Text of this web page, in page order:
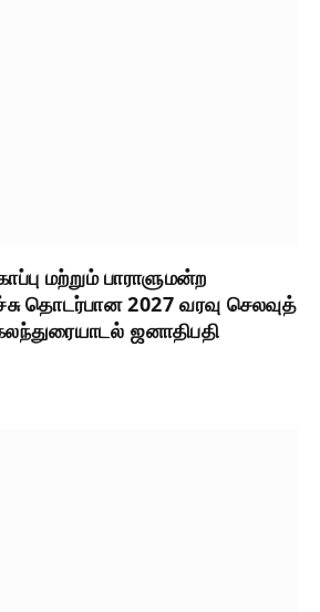
மற்றும் பாராளுமன்ற
தொடர்பான 2027 வரவு செலவுத்
ஜனாதிபதி